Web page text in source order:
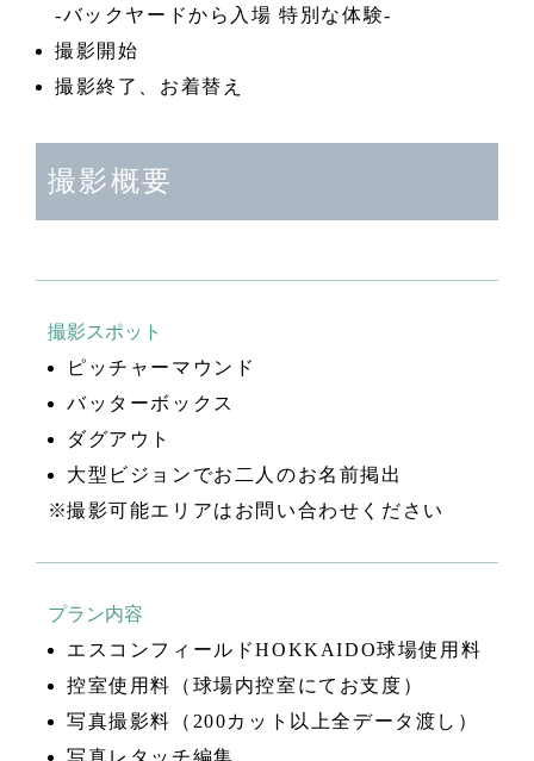
-バックヤードから入場 特別な体験-
撮影開始
撮影終了、お着替え
撮影概要
撮影スポット
ピッチャーマウンド
バッターボックス
ダグアウト
大型ビジョンでお二人のお名前掲出
撮影可能エリアはお問い合わせください
プラン内容
エスコンフィールドHOKKAIDO球場使用料
控室使用料（球場内控室にてお支度）
写真撮影料（200カット以上全データ渡し）
写真レタッチ編集